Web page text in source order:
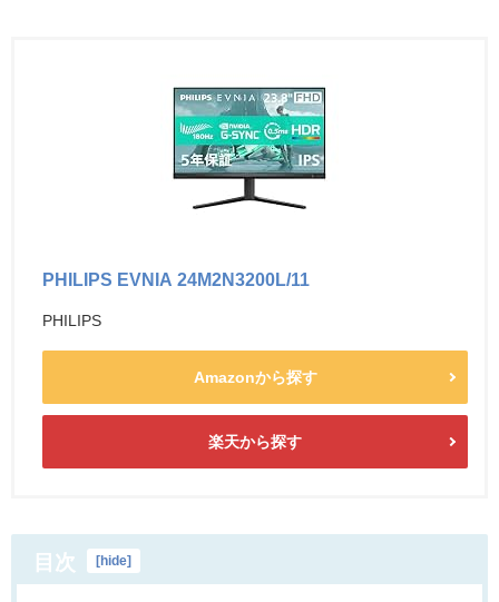
PHILIPS EVNIA 24M2N3200L/11
PHILIPS
Amazonから探す
楽天から探す
目次 [hide]